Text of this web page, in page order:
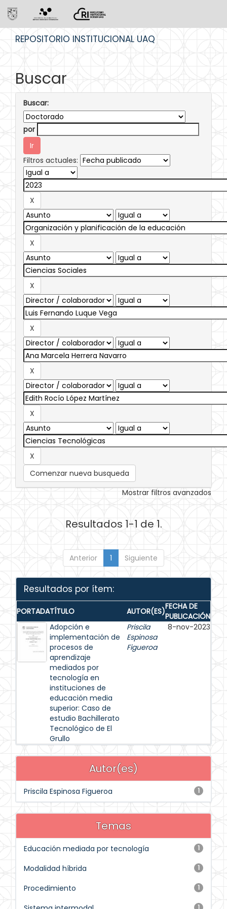
REPOSITORIO INSTITUCIONAL UAQ
Buscar
Buscar:
por
Filtros actuales:
Comenzar nueva busqueda
Mostrar filtros avanzados
Resultados 1-1 de 1.
Anterior 1 Siguiente
Resultados por ítem:
PORTADATÍTULO AUTOR(ES)FECHA DE
PUBLICACIÓN
Adopción e
implementación de
procesos de
aprendizaje
mediados por
tecnología en
instituciones de
educación media
superior: Caso de
estudio Bachillerato
Tecnológico de El
Grullo
Priscila
Espinosa
Figueroa
8-nov-2023
Autor(es)
1
Priscila Espinosa Figueroa
Temas
1
Educación mediada por tecnología
1
Modalidad híbrida
1
Procedimiento
1